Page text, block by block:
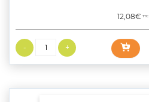
Prix
12,08€TTC